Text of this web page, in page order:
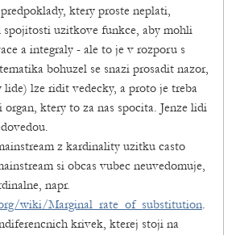
ktery proste neplati,
spojitosti uzitkove funkce, aby mohli
a integraly - ale to je v rozporu s
bohuzel se snazi prosadit nazor,
lide) lze ridit vedecky, a proto je treba
ktery to za nas spocita. Jenze lidi
z kardinality uzitku casto
si obcas vubec neuvedomuje,
napr.
wiki/Marginal_rate_of_substitution.
krivek, kterej stoji na